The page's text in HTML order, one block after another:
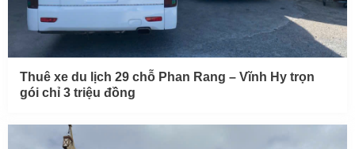
Thuê xe du lịch 29 chỗ Phan Rang – Vĩnh Hy trọn
gói chỉ 3 triệu đồng